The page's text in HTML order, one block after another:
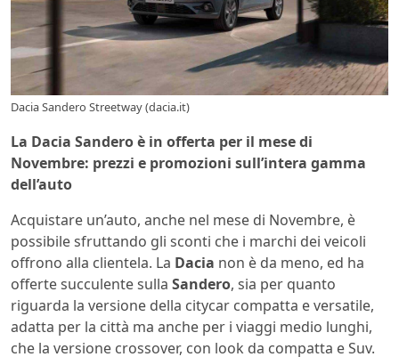
Dacia Sandero Streetway (dacia.it)
La Dacia Sandero è in offerta per il mese di
Novembre: prezzi e promozioni sull’intera gamma
dell’auto
Acquistare un’auto, anche nel mese di Novembre, è
possibile sfruttando gli sconti che i marchi dei veicoli
offrono alla clientela. La Dacia non è da meno, ed ha
offerte succulente sulla Sandero, sia per quanto
riguarda la versione della citycar compatta e versatile,
adatta per la città ma anche per i viaggi medio lunghi,
che la versione crossover, con look da compatta e Suv.